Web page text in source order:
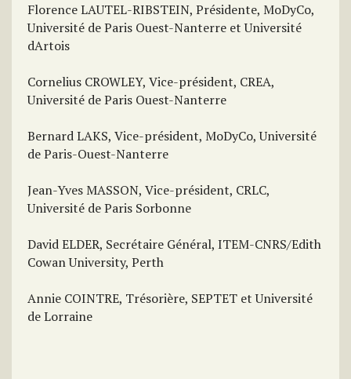
Florence LAUTEL-RIBSTEIN, Présidente, MoDyCo,
Université de Paris Ouest-Nanterre et Université
dArtois
Cornelius CROWLEY, Vice-président, CREA,
Université de Paris Ouest-Nanterre
Bernard LAKS, Vice-président, MoDyCo, Université
de Paris-Ouest-Nanterre
Jean-Yves MASSON, Vice-président, CRLC,
Université de Paris Sorbonne
David ELDER, Secrétaire Général, ITEM-CNRS/Edith
Cowan University, Perth
Annie COINTRE, Trésorière, SEPTET et Université
de Lorraine